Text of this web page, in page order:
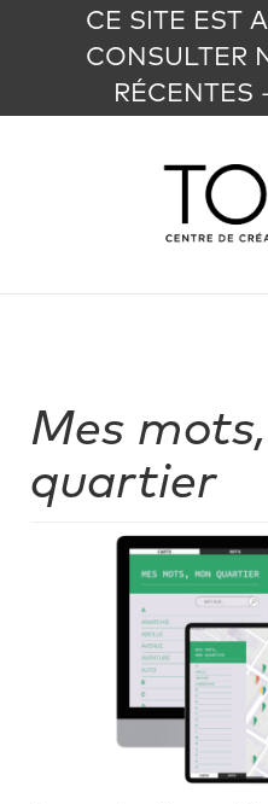
CE SITE EST
CONSULTER
RÉCENTES
Mes
quartier